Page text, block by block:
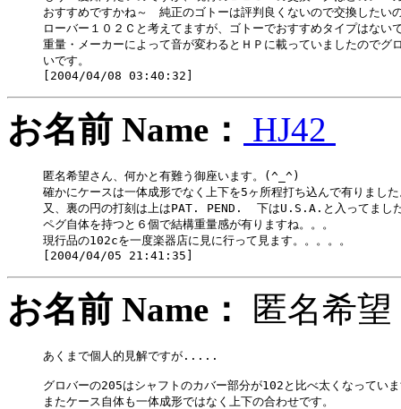
おすすめですかね～　純正のゴトーは評判良くないので交換したい
ローバー１０２Ｃと考えてますが、ゴトーでおすすめタイプはない
重量・メーカーによって音が変わるとＨＰに載っていましたので
いです。
お名前 Name： HJ42
匿名希望さん、何かと有難う御座います。(^_^)
確かにケースは一体成形でなく上下を5ヶ所程打ち込んで有りまし
又、裏の円の打刻は上はPAT. PEND.  下はU.S.A.と入ってまし
ペグ自体を持つと６個で結構重量感が有りますね。。。
現行品の102cを一度楽器店に見に行って見ます。。。。。
お名前 Name： 匿名
あくまで個人的見解ですが.....
グロバーの205はシャフトのカバー部分が102と比べ太くなってい
またケース自体も一体成形ではなく上下の合わせです。